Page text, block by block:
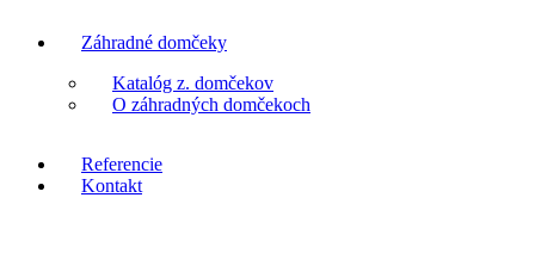
Záhradné domčeky
Katalóg z. domčekov
O záhradných domčekoch
Referencie
Kontakt